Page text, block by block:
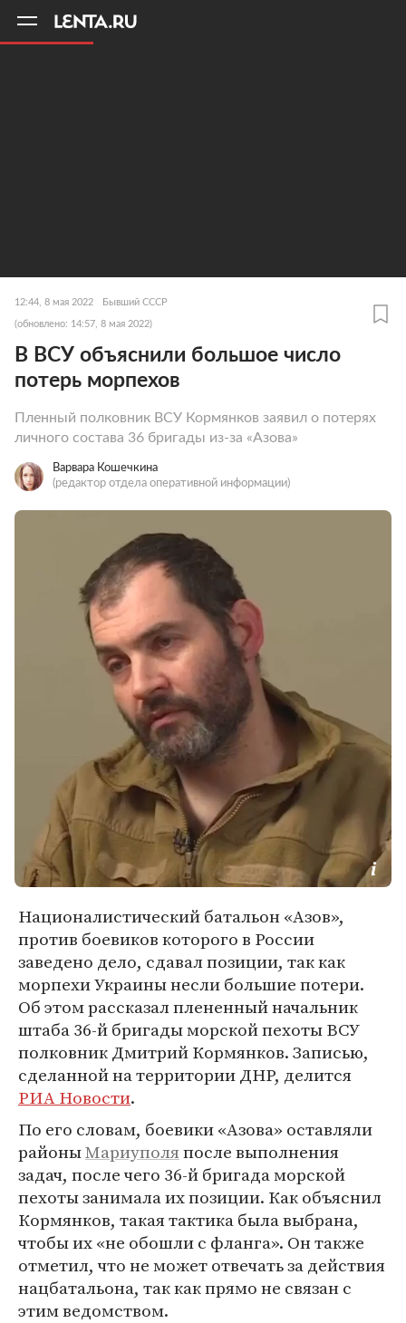
12:44, 8 мая 2022 Бывший СССР
(обновлено: 14:57, 8 мая 2022)
В ВСУ объяснили большое число
потерь морпехов
Пленный полковник ВСУ Кормянков заявил о потерях
личного состава 36 бригады из-за «Азова»
Варвара Кошечкина
(редактор отдела оперативной информации)
Националистический батальон «Азов»,
против боевиков которого в России
заведено дело, сдавал позиции, так как
морпехи Украины несли большие потери.
Об этом рассказал плененный начальник
штаба 36-й бригады морской пехоты ВСУ
полковник Дмитрий Кормянков. Записью,
сделанной на территории ДНР, делится
РИА Новости.
По его словам, боевики «Азова» оставляли
районыМариуполяпосле выполнения
задач, после чего 36-й бригада морской
пехоты занимала их позиции. Как объяснил
Кормянков, такая тактика была выбрана,
чтобы их «не обошли с фланга». Он также
отметил, что не может отвечать за действия
нацбатальона, так как прямо не связан с
этим ведомством.